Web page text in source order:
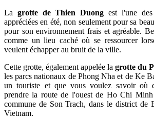
La grotte de Thien Duong est l'une
appréciées en été, non seulement pour sa
pour son environnement frais et agréable.
comme un lieu caché où se ressourcer
veulent échapper au bruit de la ville.
Cette grotte, également appelée la grotte du
les parcs nationaux de Phong Nha et de Ke
un touriste et que vous voulez savoir où
prendre la route de l'ouest de Ho Chi
commune de Son Trach, dans le district de
Vietnam.